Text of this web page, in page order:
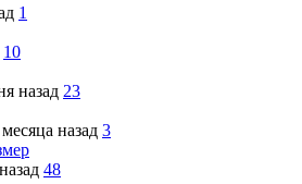
1
10
назад 23
назад 3
48